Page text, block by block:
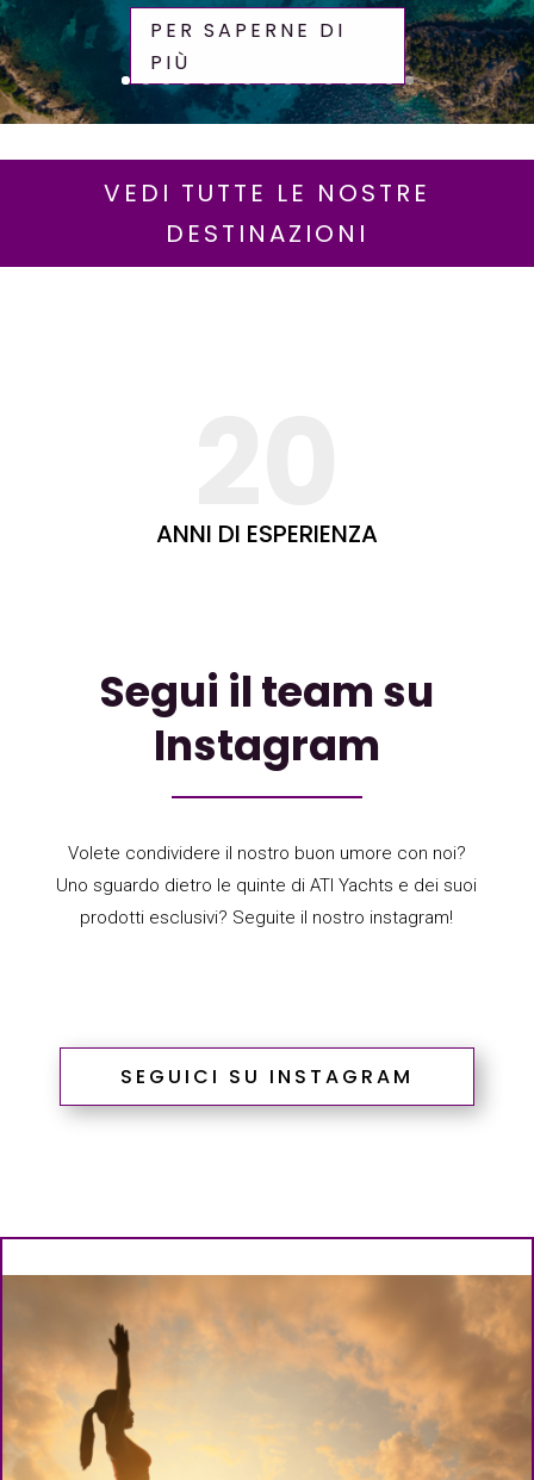
PER SAPERNE DI
PIÙ
VEDI TUTTE LE NOSTRE
DESTINAZIONI
ANNI DI ESPERIENZA
Segui il team su
Instagram
Volete condividere il nostro buon umore con noi?
Uno sguardo dietro le quinte di ATI Yachts e dei suoi
prodotti esclusivi? Seguite il nostro instagram!
SEGUICI SU INSTAGRAM